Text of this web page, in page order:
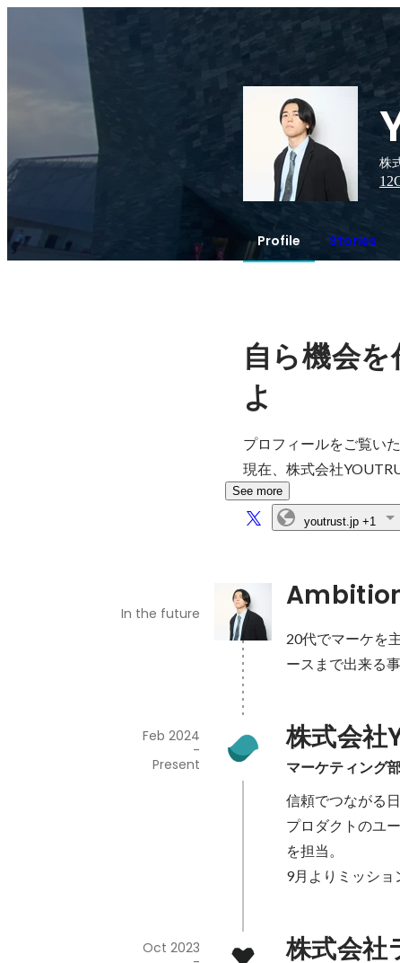
株
12
Profile Stories
自ら機会
よ
プロフィールをご覧い
現在、株式会社
See more
youtrust.jp+1
In the future
20代でマーケを
ースまで出来る
株式会社
マーケティング
Feb 2024
-
Present
信頼でつながる
プロダクトのユ
を担当。
9月よりミッショ
株式会社
Oct 2023